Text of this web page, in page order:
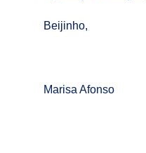
Beijinho,
Marisa Afonso